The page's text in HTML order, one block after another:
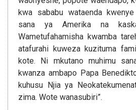
kwa sababu wataenda
sana ya Amerika na
Wametufahamisha kwamba
atafurahi kuweza kuzituma
kote. Ni mkutano muhimu
kwanza ambapo Papa
kuhusu Njia ya
zima. Wote wanasubiri”.